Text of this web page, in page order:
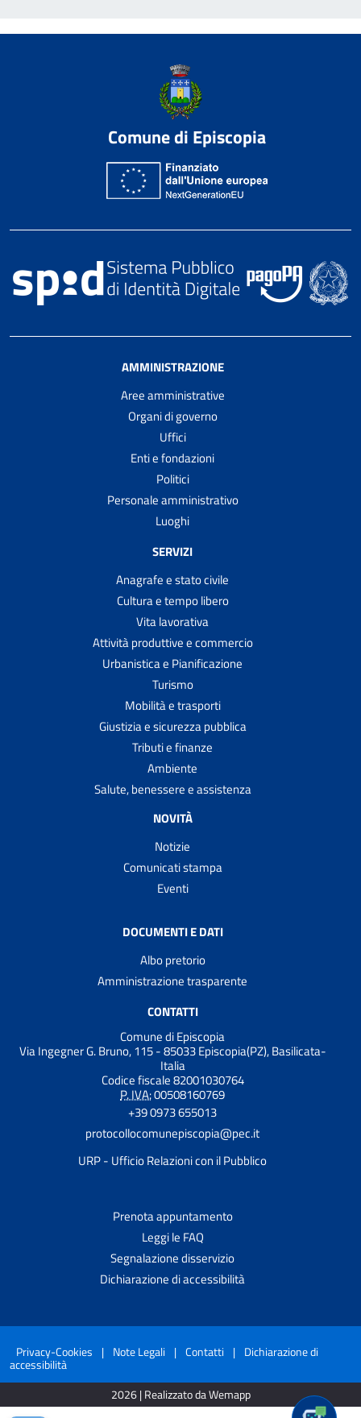
Comune di Episcopia
AMMINISTRAZIONE
Aree amministrative
Organi di governo
Uffici
Enti e fondazioni
Politici
Personale amministrativo
Luoghi
SERVIZI
Anagrafe e stato civile
Cultura e tempo libero
Vita lavorativa
Attività produttive e commercio
Urbanistica e Pianificazione
Turismo
Mobilità e trasporti
Giustizia e sicurezza pubblica
Tributi e finanze
Ambiente
Salute, benessere e assistenza
NOVITÀ
Notizie
Comunicati stampa
Eventi
DOCUMENTI E DATI
Albo pretorio
Amministrazione trasparente
CONTATTI
Comune di Episcopia
Via Ingegner G. Bruno, 115 - 85033 Episcopia(PZ), Basilicata-
Italia
Codice fiscale 82001030764
P. IVA:00508160769
+39 0973 655013
protocollocomunepiscopia@pec.it
URP - Ufficio Relazioni con il Pubblico
Prenota appuntamento
Leggi le FAQ
Segnalazione disservizio
Dichiarazione di accessibilità
Privacy-Cookies | Note Legali | Contatti | Dichiarazione di
accessibilità
2026 | Realizzato da Wemapp